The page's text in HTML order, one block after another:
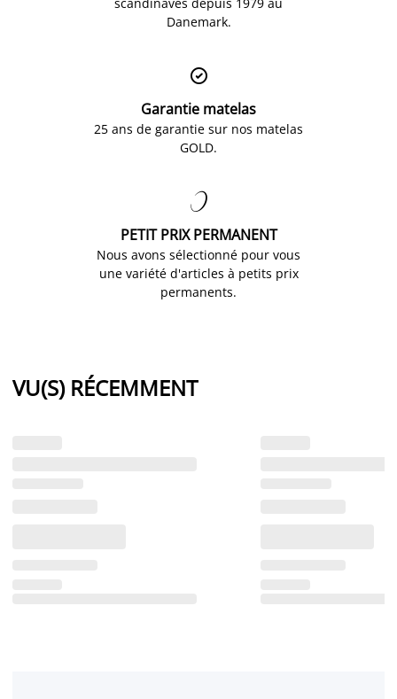
Danemark.

Garantie matelas
25 ans de garantie sur nos matelas
GOLD.

PETIT PRIX PERMANENT
Nous avons sélectionné pour vous
une variété d'articles à petits prix
permanents.
VU(S) RÉCEMMENT